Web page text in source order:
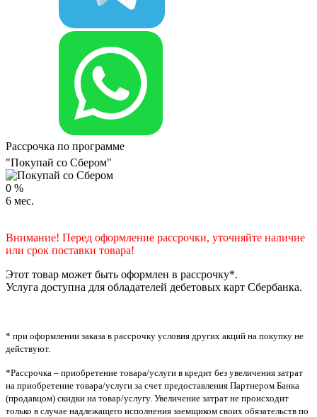
Рассрочка по программе
"Покупай со Сбером"
0 %
6 мес.
Внимание! Перед оформление рассрочки, уточняйте наличие
или срок поставки товара!
Этот товар может быть оформлен в рассрочку*.
Услуга доступна для обладателей дебетовых карт Сбербанка.
* при оформлении заказа в рассрочку условия других акций на покупку не
действуют.
*Рассрочка – приобретение товара/услуги в кредит без увеличения затрат
на приобретение товара/услуги за счет предоставления Партнером Банка
(продавцом) скидки на товар/услугу. Увеличение затрат не происходит
только в случае надлежащего исполнения заемщиком своих обязательств по